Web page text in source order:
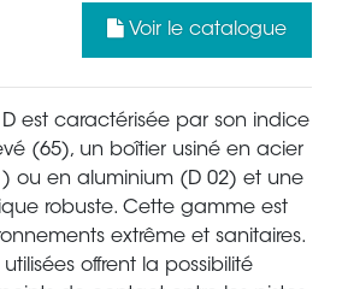
Voir le catalogue
D est caractérisée par son indice
(65), un boîtier usiné en acier
ou en aluminium (D 02) et une
robuste. Cette gamme est
extrême et sanitaires.
offrent la possibilité